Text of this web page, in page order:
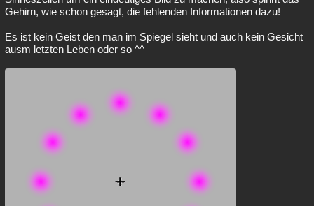
Gehirn, wie schon gesagt, die fehlenden Informationen dazu!
Es ist kein Geist den man im Spiegel sieht und auch kein Gesicht
ausm letzten Leben oder so ^^